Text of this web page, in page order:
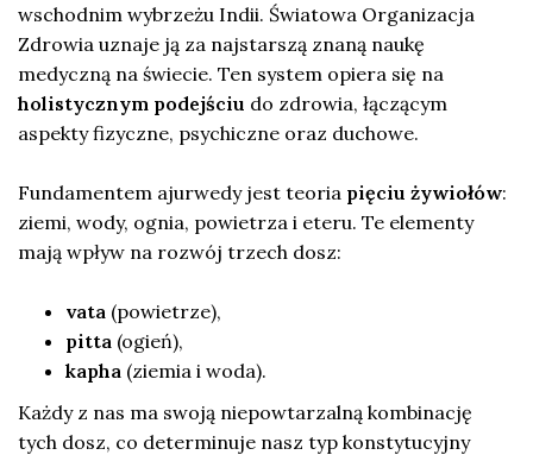
wschodnim wybrzeżu Indii. Światowa Organizacja
Zdrowia uznaje ją za najstarszą znaną naukę
medyczną na świecie. Ten system opiera się na
holistycznym podejściu do zdrowia, łączącym
aspekty fizyczne, psychiczne oraz duchowe.
Fundamentem ajurwedy jest teoria pięciu żywiołów:
ziemi, wody, ognia, powietrza i eteru. Te elementy
mają wpływ na rozwój trzech dosz:
vata (powietrze),
pitta (ogień),
kapha (ziemia i woda).
Każdy z nas ma swoją niepowtarzalną kombinację
tych dosz, co determinuje nasz typ konstytucyjny